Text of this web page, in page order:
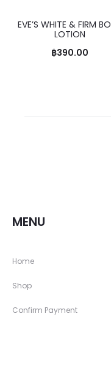
BEST SELLER
EVE’S WHITE & FIRM
LOTION
฿390.00
MENU
Home
Shop
Confirm Payment